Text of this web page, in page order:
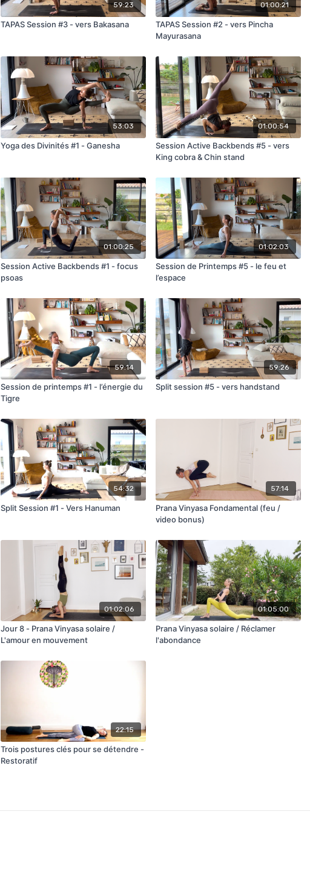
59:23
TAPAS Session #3 - vers Bakasana
01:00:21
TAPAS Session #2 - vers Pincha
Mayurasana
53:03
Yoga des Divinités #1 - Ganesha
01:00:54
Session Active Backbends #5 - vers
King cobra & Chin stand
01:00:25
Session Active Backbends #1 - focus
psoas
01:02:03
Session de Printemps #5 - le feu et
l’espace
59:14
Session de printemps #1 - l’énergie du
Tigre
59:26
Split session #5 - vers handstand
54:32
Split Session #1 - Vers Hanuman
57:14
Prana Vinyasa Fondamental (feu /
video bonus)
01:02:06
Jour 8 - Prana Vinyasa solaire /
L'amour en mouvement
01:05:00
Prana Vinyasa solaire / Réclamer
l'abondance
22:15
Trois postures clés pour se détendre -
Restoratif